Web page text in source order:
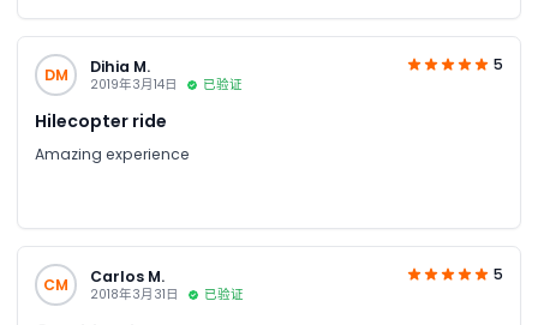
for the helicopter tour. I’m so satisfied with their service!
DM
Dihia M.
2019年3月14日 已验证
5
Hilecopter ride
Amazing experience
CM Carlos M.
2018年3月31日 已验证
5